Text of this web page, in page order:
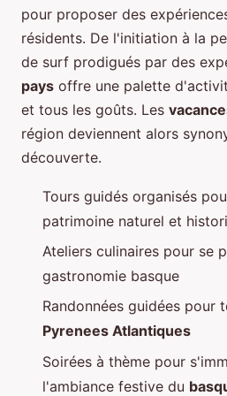
pour proposer des
résidents. De l'initiation à la
de surf prodigués par des
pays offre une palette
et tous les goûts. Les
région deviennent alors
découverte.
Tours guidés organisés
patrimoine naturel et
Ateliers culinaires pour se
gastronomie basque
Randonnées guidées pour
Pyrenees Atlantiques
Soirées à thème pour
l'ambiance festive du